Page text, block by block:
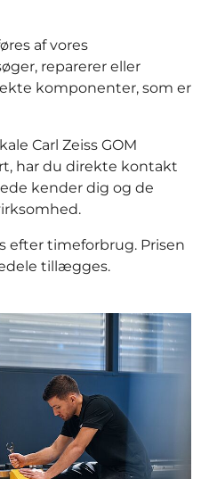
af vores
reparerer eller
komponenter, som er
Carl Zeiss GOM
har du direkte kontakt
kender dig og de
efter timeforbrug. Prisen
tillægges.